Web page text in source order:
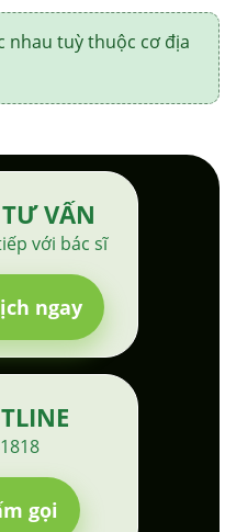
nhau tuỳ thuộc cơ địa
VẤN
với bác sĩ
ngay
gọi